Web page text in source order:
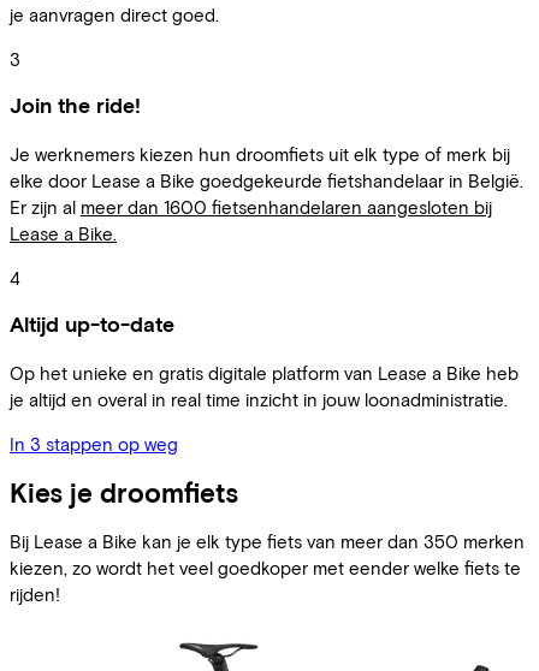
je aanvragen direct goed.
3
Join the ride!
Je werknemers kiezen hun droomfiets uit elk type of merk bij
elke door Lease a Bike goedgekeurde fietshandelaar in België.
Er zijn al meer dan 1600 fietsenhandelaren aangesloten bij
Lease a Bike.
4
Altijd up-to-date
Op het unieke en gratis digitale platform van Lease a Bike heb
je altijd en overal in real time inzicht in jouw loonadministratie.
In 3 stappen op weg
Kies je droomfiets
Bij Lease a Bike kan je elk type fiets van meer dan 350 merken
kiezen, zo wordt het veel goedkoper met eender welke fiets te
rijden!